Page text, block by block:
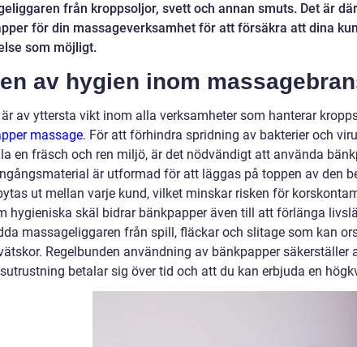
från kroppsoljor, svett och annan smuts. Det är
för din massageverksamhet för att försäkra att dina
som möjligt.
av hygien inom
av yttersta vikt inom alla verksamheter som hanterar
massage. För att förhindra spridning av bakterier och
en fräsch och ren miljö, är det nödvändigt att använda
är utformad för att läggas på toppen av den
ut mellan varje kund, vilket minskar risken för
hygieniska skäl bidrar bänkpapper även till att förlänga
massageliggaren från spill, fläckar och slitage som kan
Regelbunden användning av bänkpapper säkerställer
betalar sig över tid och att du kan erbjuda en